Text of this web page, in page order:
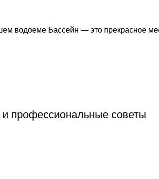
водоеме Бассейн — это прекрасное
профессиональные советы